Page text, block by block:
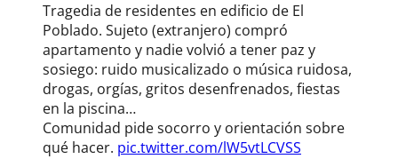
Tragedia de residentes en edificio de El
Poblado. Sujeto (extranjero) compró
apartamento y nadie volvió a tener paz y
sosiego: ruido musicalizado o música ruidosa,
drogas, orgías, gritos desenfrenados, fiestas
en la piscina…
Comunidad pide socorro y orientación sobre
qué hacer. pic.twitter.com/lW5vtLCVSS